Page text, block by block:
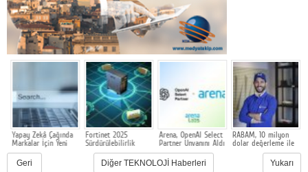
Yapay Zekâ Çağında
Markalar İçin Yeni
Rekabet Alanı: GEO
Fortinet 2025
Sürdürülebilirlik
Raporunu açıkladı
Arena, OpenAI Select
Partner Unvanını Aldı
RABAM, 10 milyon
dolar değerleme ile
500 bin dolarlık
Geri
Diğer TEKNOLOJİ Haberleri Yukarı